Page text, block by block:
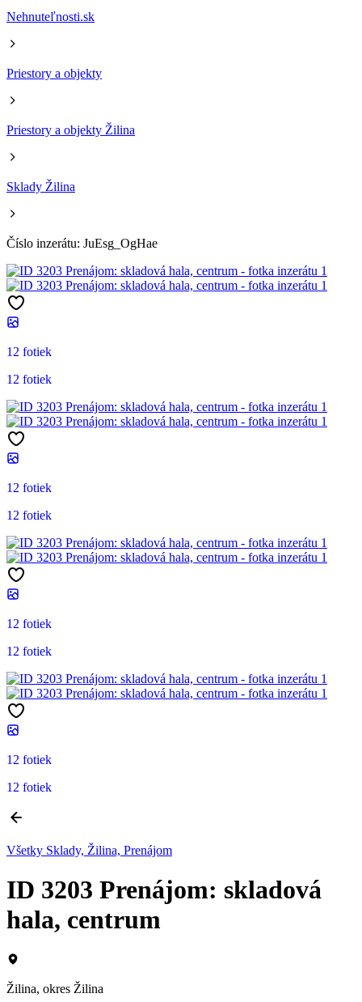
Nehnuteľnosti.sk
Priestory a objekty
Priestory a objekty Žilina
Sklady Žilina
Číslo inzerátu: JuEsg_OgHae
12 fotiek
12 fotiek
12 fotiek
12 fotiek
12 fotiek
12 fotiek
12 fotiek
12 fotiek
Všetky Sklady, Žilina, Prenájom
ID 3203 Prenájom: skladová
hala, centrum
Žilina, okres Žilina